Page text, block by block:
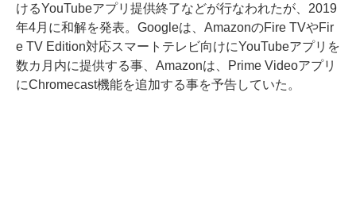
けるYouTubeアプリ提供終了などが行なわれたが、2019
年4月に和解を発表。Googleは、AmazonのFire TVやFir
e TV Edition対応スマートテレビ向けにYouTubeアプリを
数カ月内に提供する事、Amazonは、Prime Videoアプリ
にChromecast機能を追加する事を予告していた。